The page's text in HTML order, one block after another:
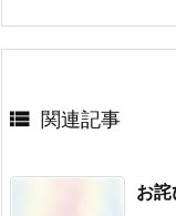
 関連記事
お詫